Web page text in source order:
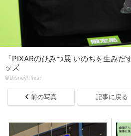
「PIXARのひみつ展 いのちを生み
ッズ
©︎Disney/Pixar
前の写真 記事に戻る